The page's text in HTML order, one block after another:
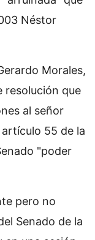
Néstor
Morales,
resolución que
al señor
55 de la
"poder
pero no
Senado de la